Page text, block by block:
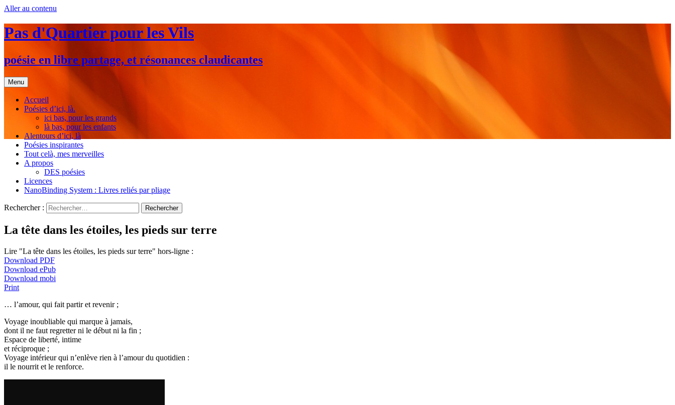
Aller au contenu
Pas d'Quartier pour les Vils
poésie en libre partage, et résonances claudicantes
Menu
Accueil
Poésies d’ici, là.
ici bas, pour les grands
là bas, pour les enfants
Alentours d’ici, là
Poésies inspirantes
Tout celà, mes merveilles
A propos
DES poésies
Licences
NanoBinding System : Livres reliés par pliage
Rechercher :
La tête dans les étoiles, les pieds sur terre
Lire "La tête dans les étoiles, les pieds sur terre" hors-ligne :
Download PDF
Download ePub
Download mobi
Print
… l’amour, qui fait partir et revenir ;
Voyage inoubliable qui marque à jamais,
dont il ne faut regretter ni le début ni la fin ;
Espace de liberté, intime
et réciproque ;
Voyage intérieur qui n’enlève rien à l’amour du quotidien :
il le nourrit et le renforce.